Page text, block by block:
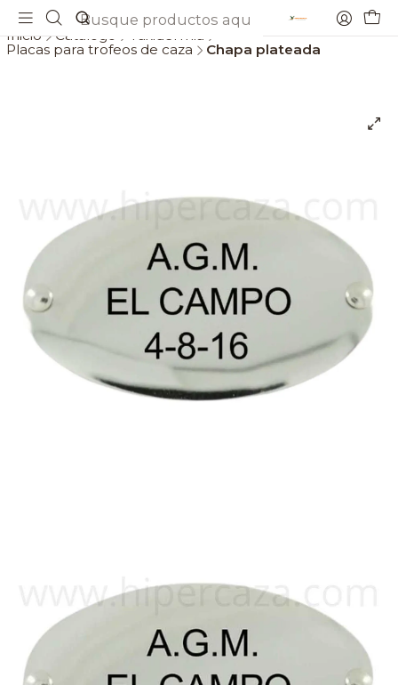
Inicio Catálogo
Placas para trofeos de caza
Chapa plateada